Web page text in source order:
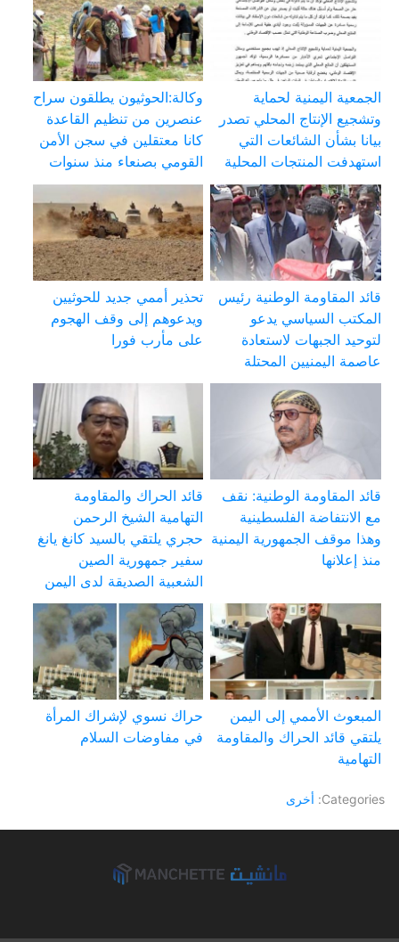
الجمعية اليمنية لحماية
وتشجيع الإنتاج المحلي تصدر
بيانا بشأن الشائعات التي
استهدفت المنتجات المحلية
وكالة:الحوثيون يطلقون سراح
عنصرين من تنظيم القاعدة
كانا معتقلين في سجن الأمن
القومي بصنعاء منذ سنوات
قائد المقاومة الوطنية رئيس
المكتب السياسي يدعو
لتوحيد الجبهات لاستعادة
عاصمة اليمنيين المحتلة
تحذير أممي جديد للحوثيين
ويدعوهم إلى وقف الهجوم
على مأرب فورا
قائد المقاومة الوطنية: نقف
مع الانتفاضة الفلسطينية
وهذا موقف الجمهورية اليمنية
منذ إعلانها
قائد الحراك والمقاومة
التهامية الشيخ الرحمن
حجري يلتقي بالسيد كانغ يانغ
سفير جمهورية الصين
الشعبية الصديقة لدى اليمن
المبعوث الأممي إلى اليمن
يلتقي قائد الحراك والمقاومة
التهامية
حراك نسوي لإشراك المرأة
في مفاوضات السلام
Categories: أخرى